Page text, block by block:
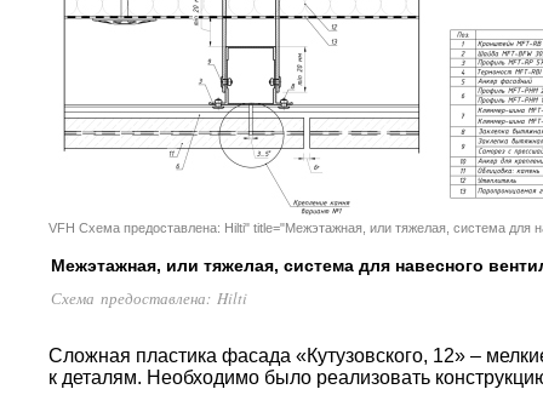
VFH Схема предоставлена: Hilti" title="Межэтажная, или тяжелая, система для
Межэтажная, или тяжелая, система для навесного
Схема предоставлена: Hilti
Сложная пластика фасада «Кутузовского, 12» –
к деталям. Необходимо было реализовать